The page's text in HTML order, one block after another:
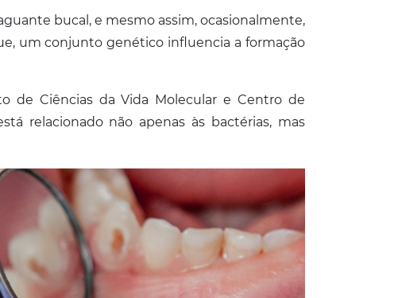
bucal, e mesmo assim, ocasionalmente,
um conjunto genético influencia a formação
de Ciências da Vida Molecular e Centro de
relacionado não apenas às bactérias, mas